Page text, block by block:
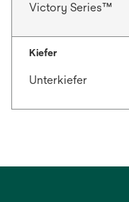
Victory Series™
Kiefer
Unterkiefer